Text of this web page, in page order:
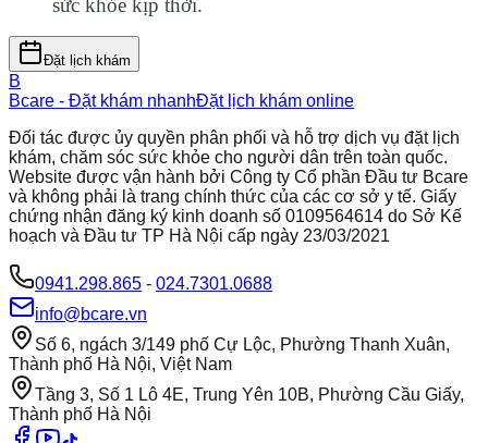
sức khỏe kịp thời.
Đặt lịch khám
B
Bcare - Đặt khám nhanhĐặt lịch khám online
Đối tác được ủy quyền phân phối và hỗ trợ dịch vụ đặt lịch
khám, chăm sóc sức khỏe cho người dân trên toàn quốc.
Website được vận hành bởi Công ty Cổ phần Đầu tư Bcare
và không phải là trang chính thức của các cơ sở y tế. Giấy
chứng nhận đăng ký kinh doanh số 0109564614 do Sở Kế
hoạch và Đầu tư TP Hà Nội cấp ngày 23/03/2021
0941.298.865 - 024.7301.0688
info@bcare.vn
Số 6, ngách 3/149 phố Cự Lộc, Phường Thanh Xuân,
Thành phố Hà Nội, Việt Nam
Tầng 3, Số 1 Lô 4E, Trung Yên 10B, Phường Cầu Giấy,
Thành phố Hà Nội